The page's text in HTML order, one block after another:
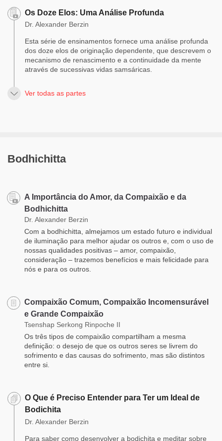
Os Doze Elos: Uma Análise Profunda
Dr. Alexander Berzin
Esta série de ensinamentos fornece uma análise profunda
dos doze elos de originação dependente, que descrevem o
mecanismo de renascimento e a continuidade da mente
através de sucessivas vidas samsáricas.
Ver todas as partes
Bodhichitta
A Importância do Amor, da Compaixão e da
Bodhichitta
Dr. Alexander Berzin
Com a bodhichitta, almejamos um estado futuro e individual
de iluminação para melhor ajudar os outros e, com o uso de
nossas qualidades positivas – amor, compaixão,
consideração – trazemos benefícios e mais felicidade para
nós e para os outros.
Compaixão Comum, Compaixão Incomensurável
e Grande Compaixão
Tsenshap Serkong Rinpoche II
Os três tipos de compaixão compartilham a mesma
definição: o desejo de que os outros seres se livrem do
sofrimento e das causas do sofrimento, mas são distintos
entre si.
O Que é Preciso Entender para Ter um Ideal de
Bodichita
Dr. Alexander Berzin
Para saber como desenvolver a bodichita e meditar sobre